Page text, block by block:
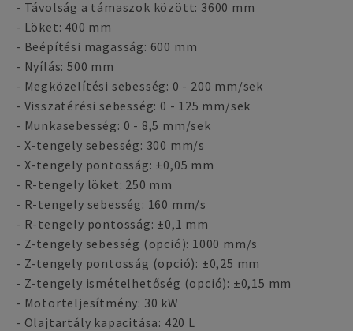
- Távolság a támaszok között: 3600 mm
- Löket: 400 mm
- Beépítési magasság: 600 mm
- Nyílás: 500 mm
- Megközelítési sebesség: 0 - 200 mm/sek
- Visszatérési sebesség: 0 - 125 mm/sek
- Munkasebesség: 0 - 8,5 mm/sek
- X-tengely sebesség: 300 mm/s
- X-tengely pontosság: ±0,05 mm
- R-tengely löket: 250 mm
- R-tengely sebesség: 160 mm/s
- R-tengely pontosság: ±0,1 mm
- Z-tengely sebesség (opció): 1000 mm/s
- Z-tengely pontosság (opció): ±0,25 mm
- Z-tengely ismételhetőség (opció): ±0,15 mm
- Motorteljesítmény: 30 kW
- Olajtartály kapacitása: 420 L